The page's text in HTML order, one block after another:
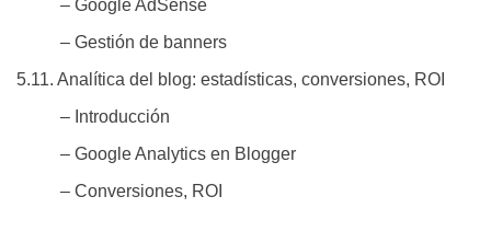
– Google AdSense
– Gestión de banners
5.11. Analítica del blog: estadísticas, conversiones, ROI
– Introducción
– Google Analytics en Blogger
– Conversiones, ROI